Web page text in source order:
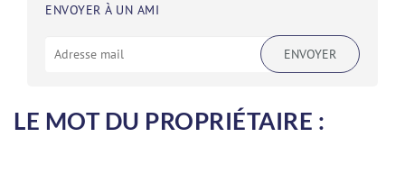
ENVOYER À UN AMI
ENVOYER
LE MOT DU PROPRIÉTAIRE :